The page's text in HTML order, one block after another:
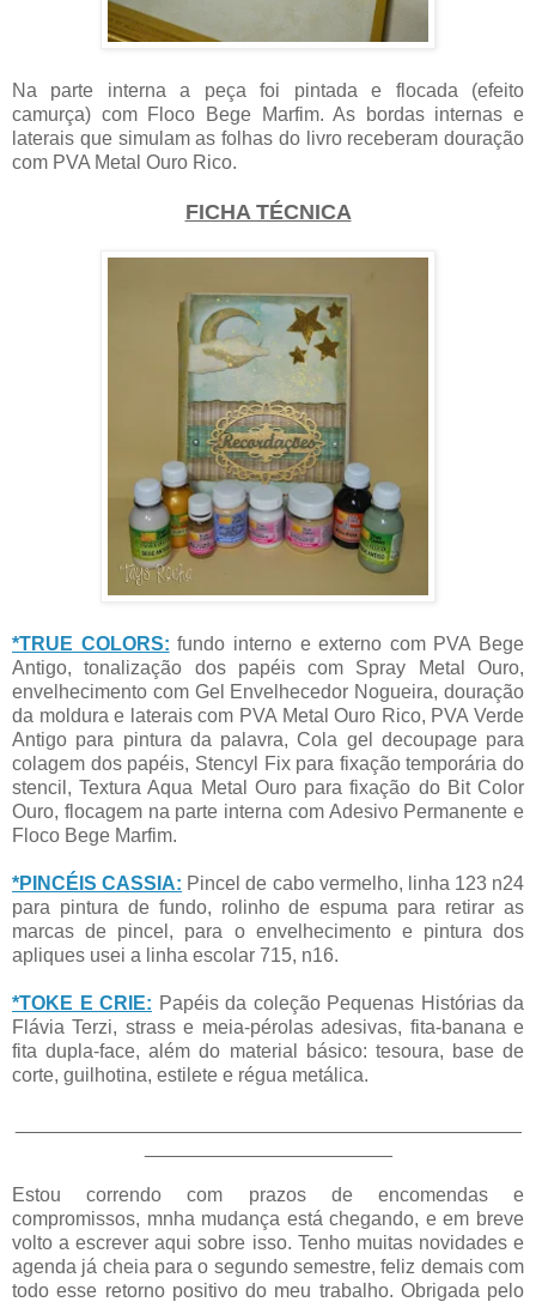
Na parte interna a peça foi pintada e flocada (efeito
camurça) com Floco Bege Marfim. As bordas internas e
laterais que simulam as folhas do livro receberam douração
com PVA Metal Ouro Rico.
FICHA TÉCNICA
*TRUE COLORS: fundo interno e externo com PVA Bege
Antigo, tonalização dos papéis com Spray Metal Ouro,
envelhecimento com Gel Envelhecedor Nogueira, douração
da moldura e laterais com PVA Metal Ouro Rico, PVA Verde
Antigo para pintura da palavra, Cola gel decoupage para
colagem dos papéis, Stencyl Fix para fixação temporária do
stencil, Textura Aqua Metal Ouro para fixação do Bit Color
Ouro, flocagem na parte interna com Adesivo Permanente e
Floco Bege Marfim.
*PINCÉIS CASSIA: Pincel de cabo vermelho, linha 123 n24
para pintura de fundo, rolinho de espuma para retirar as
marcas de pincel, para o envelhecimento e pintura dos
apliques usei a linha escolar 715, n16.
*TOKE E CRIE: Papéis da coleção Pequenas Histórias da
Flávia Terzi, strass e meia-pérolas adesivas, fita-banana e
fita dupla-face, além do material básico: tesoura, base de
corte, guilhotina, estilete e régua metálica.
Estou correndo com prazos de encomendas e
compromissos, mnha mudança está chegando, e em breve
volto a escrever aqui sobre isso. Tenho muitas novidades e
agenda já cheia para o segundo semestre, feliz demais com
todo esse retorno positivo do meu trabalho. Obrigada pelo